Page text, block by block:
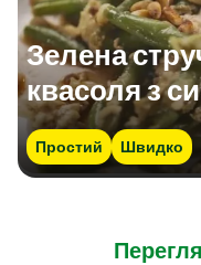
Зелена
квасоля з
Простий Швидко